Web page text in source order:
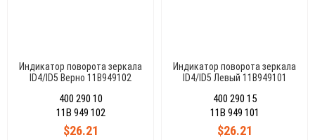
Индикатор поворота зеркала
ID4/ID5 Верно 11B949102
400 290 10
$26.21
11B 949 102
Индикатор поворота зеркала
ID4/ID5 Левый 11B949101
400 290 15
$26.21
11B 949 101